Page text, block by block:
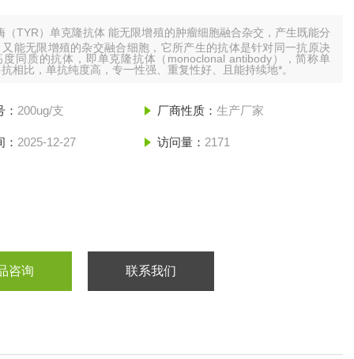
（TYR）单克隆抗体 能无限增殖的肿瘤细胞融合杂交，产生既能分
能无限增殖的杂交融合细胞，它所产生的抗体是针对同一抗原决
度同质的抗体，即单克隆抗体（monoclonal antibody），简称单
相比，单抗纯度高，专一性强、重复性好、且能持续地*。
200ug/支 厂商性质： 生产厂家
2025-12-27 访问量： 2171
咨询 联系我们